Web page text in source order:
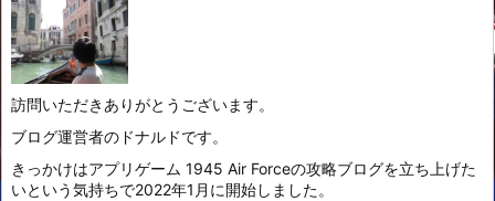
訪問いただきありがとうございます。
ブログ運営者のドナルドです。
きっかけはアプリゲーム 1945 Air Forceの攻略ブログを立ち上げた
いという気持ちで2022年1月に開始しました。